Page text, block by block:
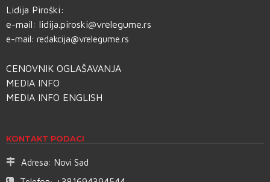
Lidija Piroški:
e-mail: lidija.piroski@vrelegume.rs
e-mail: redakcija@vrelegume.rs
CENOVNIK OGLAŠAVANJA
MEDIA INFO
MEDIA INFO ENGLISH
KONTAKT PODACI
Adresa: Novi Sad